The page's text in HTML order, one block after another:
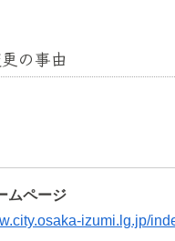
の事由
ムページ
izumi.lg.jp/